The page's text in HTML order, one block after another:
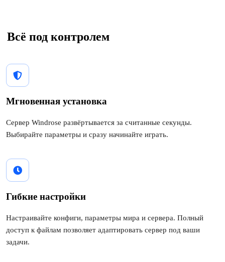
️ Всё под контролем
Мгновенная установка
Сервер Windrose развёртывается за считанные секунды.
Выбирайте параметры и сразу начинайте играть.
Гибкие настройки
Настраивайте конфиги, параметры мира и сервера. Полный
доступ к файлам позволяет адаптировать сервер под ваши
задачи.